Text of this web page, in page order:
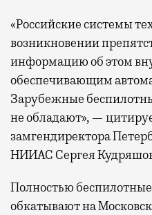
«Российские системы
возникновении
информацию об этом
обеспечивающим
Зарубежные
не обладают», —
замгендиректора
НИИАС Сергея
Полностью беспилотные
обкатывают на